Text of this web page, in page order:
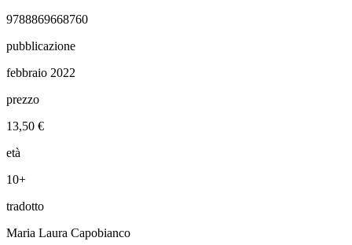
9788869668760
pubblicazione
febbraio 2022
prezzo
13,50 €
età
10+
tradotto
Maria Laura Capobianco